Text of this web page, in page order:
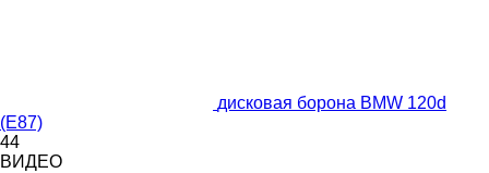
дисковая борона BMW 120d
(E87)
44
ВИДЕО